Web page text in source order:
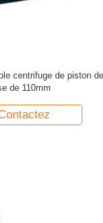
160 pour l'ingénierie de
ou d'exploration